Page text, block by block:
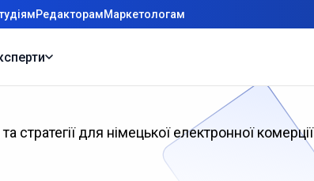
РедакторамМаркетологам
для німецької електронної комерції